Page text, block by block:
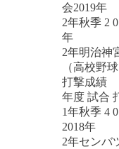
会2019年
2年秋季 2
年
2年明治神
（高校野
打撃成績
年度 試合
1年秋季 4
2018年
2年センバ